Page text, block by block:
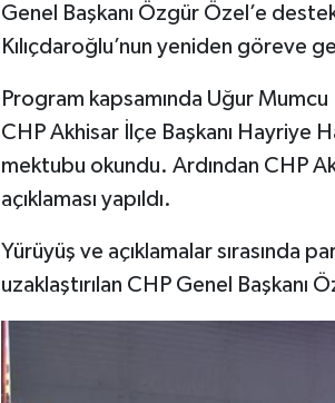
Genel Başkanı Özgür Özel’e
Kılıçdaroğlu’nun yeniden göreve
Program kapsamında Uğur
CHP Akhisar İlçe Başkanı Hayriye
mektubu okundu. Ardından CHP
açıklaması yapıldı.
Yürüyüş ve açıklamalar sırasında
uzaklaştırılan CHP Genel Başkanı